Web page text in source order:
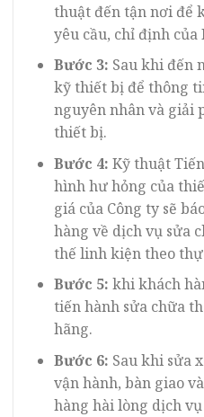
thuật đến tận nơi để
yêu cầu, chỉ định của
Bước 3: Sau khi đến
kỹ thiết bị để thông
nguyên nhân và giải
thiết bị.
Bước 4: Kỹ thuật
hình hư hỏng của
giá của Công ty sẽ
hàng về dịch vụ sửa
thế linh kiện theo
Bước 5: khi khách
tiến hành sửa chữa
hãng.
Bước 6: Sau khi sửa
vận hành, bàn giao
hàng hài lòng dịch